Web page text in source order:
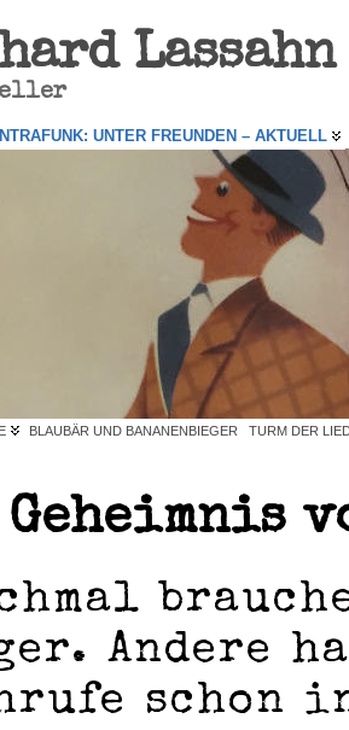
Lassahn
UNTER FREUNDEN – AKTUELL
BLAUBÄR UND BANANENBIEGER TURM DER
Geheimnis
Andere
schon